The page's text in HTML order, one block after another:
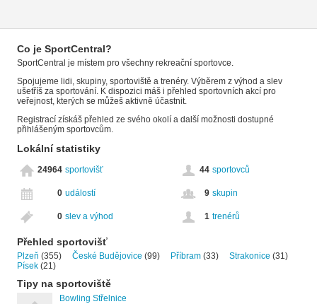
Co je SportCentral?
SportCentral je místem pro všechny rekreační sportovce.
Spojujeme lidi, skupiny, sportoviště a trenéry. Výběrem z výhod a slev
ušetříš za sportování. K dispozici máš i přehled sportovních akcí pro
veřejnost, kterých se můžeš aktivně účastnit.
Registrací získáš přehled ze svého okolí a další možnosti dostupné
přihlášeným sportovcům.
Lokální statistiky
24964 sportovišť 44 sportovců
0 událostí 9 skupin
0 slev a výhod 1 trenérů
Přehled sportovišť
Plzeň (355) České Budějovice (99) Příbram (33) Strakonice (31)
Písek (21)
Tipy na sportoviště
Bowling Střelnice